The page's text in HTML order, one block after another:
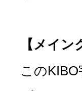
【メイン
この